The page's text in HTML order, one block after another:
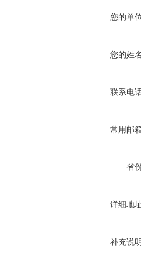
您的单
您的姓
联系电
常用邮
省
详细地
补充说